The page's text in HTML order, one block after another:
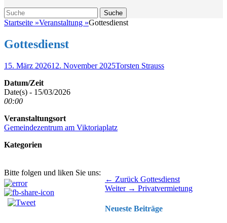
Suche
Suche
nach:
Startseite »Veranstaltung »Gottesdienst
Gottesdienst
Veröffentlicht
15. März 202612. November 2025Autor
Torsten Strauss
Datum/Zeit
Date(s) - 15/03/2026
00:00
Veranstaltungsort
Gemeindezentrum am Viktoriaplatz
Kategorien
Bitte folgen und liken Sie uns:
Beitragsnavigation ← Zurück Vorhergehender
Beitrag:
Gottesdienst
Weiter → Nächster
Privatvermietung
Neueste Beiträge